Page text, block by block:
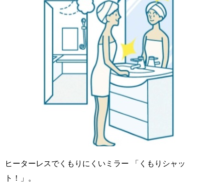
ヒーターレスでくもりにくいミラー 「くもりシャッ
ト！」。